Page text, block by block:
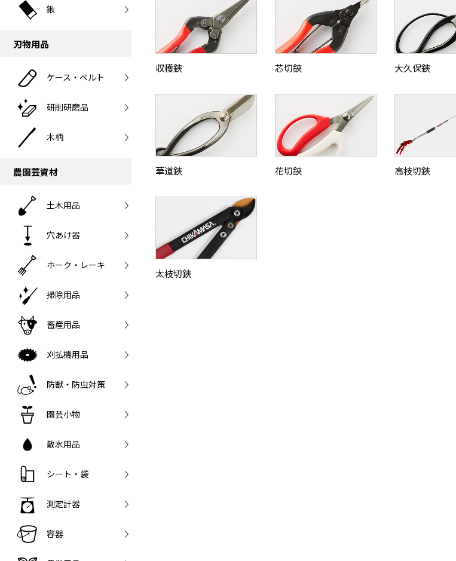
鍬
刃物用品
ケース・ベルト
研削研磨品
木柄
農園芸資材
土木用品
穴あけ器
ホーク・レーキ
掃除用品
畜産用品
刈払機用品
防獣・防虫対策
園芸小物
散水用品
シート・袋
測定計器
容器
収穫鋏 芯切鋏 大久保鋏
華道鋏 花切鋏 高枝切鋏
太枝切鋏